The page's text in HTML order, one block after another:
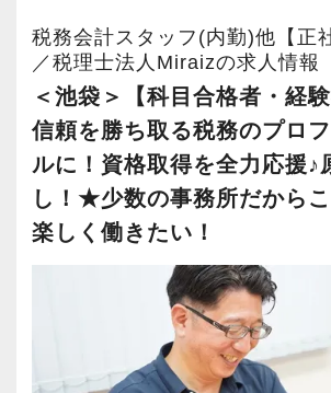
■ 働き方について
毎週木曜日はノー残業デー。
繁忙期以外の残業は19時までと
（シャットダウンツールの導入に
降はPCの使用ができません）
長く働ける環境づくりにも力を入
■ 最後に
「無理なく、長く働けること」
それを大切にしている職場です。
■ 製造部門（入力専属チーム）で
入所後は、会計データ部（製造部
ていただきます。
現在10名以上が在籍する、入力専
す。
・会計データの入力補助
税務会計スタッフ(内勤)他【正
／税理士法人Miraizの求人情報
＜池袋＞【科目合格者・経
信頼を勝ち取る税務のプロ
ルに！資格取得を全力応援♪
し！★少数の事務所だから
楽しく働きたい！